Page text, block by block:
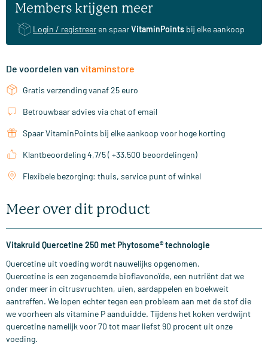
Members krijgen meer
Login / registreer en spaarVitaminPoints bij elke aankoop
De voordelen van vitaminstore
Gratis verzending vanaf 25 euro
Betrouwbaar advies via chat of email
Spaar VitaminPoints bij elke aankoop voor hoge korting
Klantbeoordeling 4,7/5 ( +33.500 beoordelingen)
Flexibele bezorging: thuis, service punt of winkel
Meer over dit product
Vitakruid Quercetine 250 met Phytosome® technologie
Quercetine uit voeding wordt nauwelijks opgenomen.
Quercetine is een zogenoemde bioflavonoïde, een nutriënt dat we
onder meer in citrusvruchten, uien, aardappelen en boekweit
aantreffen. We lopen echter tegen een probleem aan met de stof die
we voorheen als vitamine P aanduidde. Tijdens het koken verdwijnt
quercetine namelijk voor 70 tot maar liefst 90 procent uit onze
voeding.